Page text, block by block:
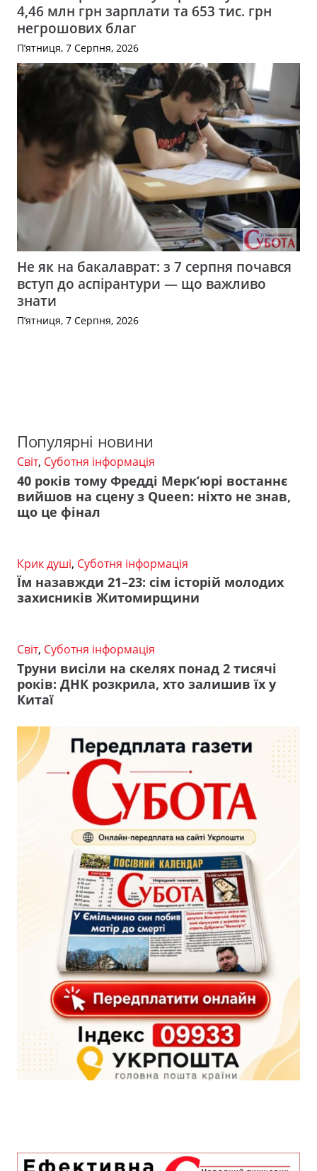
4,46 млн грн зарплати та 653 тис. грн
негрошових благ
П’ятниця, 7 Серпня, 2026
Не як на бакалаврат: з 7 серпня почався
вступ до аспірантури — що важливо
знати
П’ятниця, 7 Серпня, 2026
Популярні новини
Світ, Суботня інформація
40 років тому Фредді Мерк’юрі востаннє
вийшов на сцену з Queen: ніхто не знав,
що це фінал
Крик душі, Суботня інформація
Їм назавжди 21–23: сім історій молодих
захисників Житомирщини
Світ, Суботня інформація
Труни висіли на скелях понад 2 тисячі
років: ДНК розкрила, хто залишив їх у
Китаї